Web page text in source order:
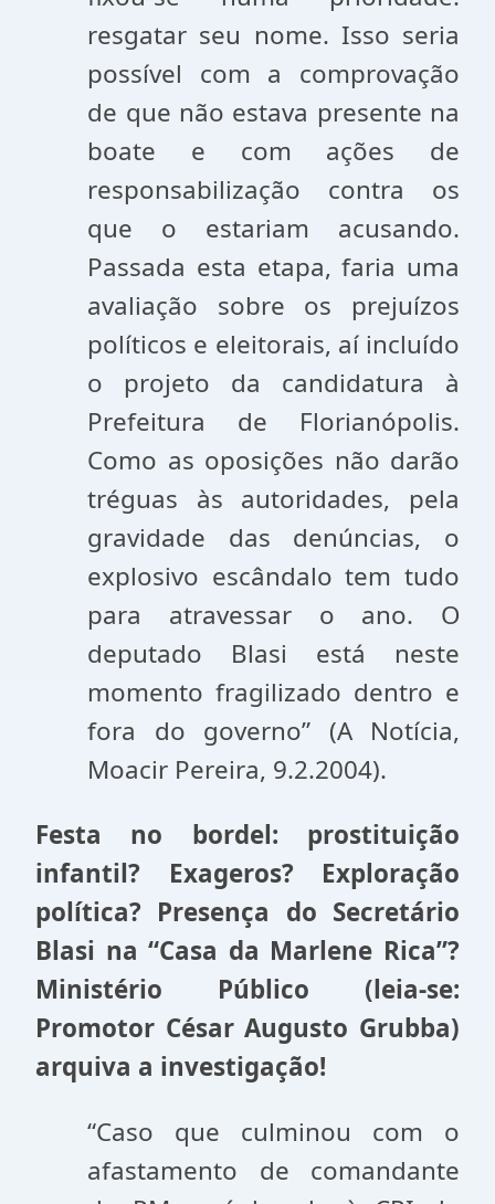
resgatar seu nome. Isso seria
possível com a comprovação
de que não estava presente na
boate e com ações de
responsabilização contra os
que o estariam acusando.
Passada esta etapa, faria uma
avaliação sobre os prejuízos
políticos e eleitorais, aí incluído
o projeto da candidatura à
Prefeitura de Florianópolis.
Como as oposições não darão
tréguas às autoridades, pela
gravidade das denúncias, o
explosivo escândalo tem tudo
para atravessar o ano. O
deputado Blasi está neste
momento fragilizado dentro e
fora do governo” (A Notícia,
Moacir Pereira, 9.2.2004).
Festa no bordel: prostituição
infantil? Exageros? Exploração
política? Presença do Secretário
Blasi na “Casa da Marlene Rica”?
Ministério Público (leia-se:
Promotor César Augusto Grubba)
arquiva a investigação!
“Caso que culminou com o
afastamento de comandante